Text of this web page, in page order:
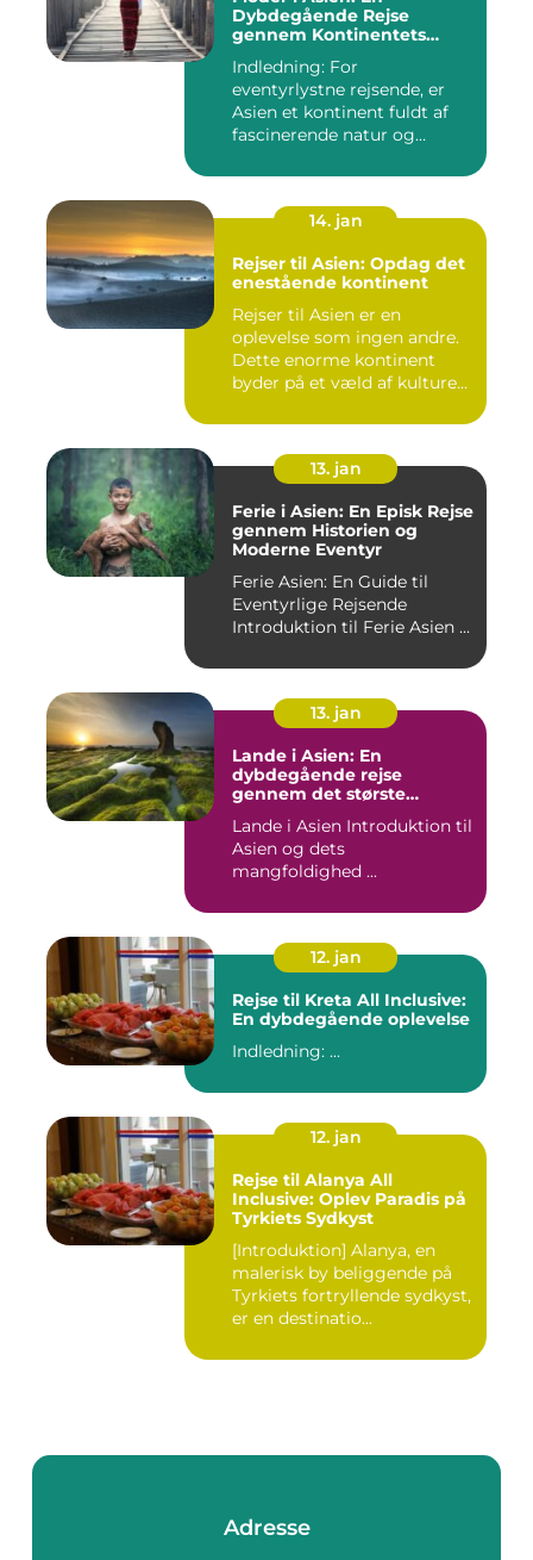
Dybdegående Rejse
gennem Kontinentets
Indledning: For
eventyrlystne rejsende, er
Asien et kontinent fuldt af
fascinerende natur og
14. jan
Rejser til Asien: Opdag det
enestående kontinent
Rejser til Asien er en
oplevelse som ingen andre.
Dette enorme kontinent
byder på et væld af kulture...
13. jan
Ferie i Asien: En Episk Rejse
gennem Historien og
Moderne Eventyr
Ferie Asien: En Guide til
Eventyrlige Rejsende
Introduktion til Ferie Asien ...
13. jan
Lande i Asien: En
dybdegående rejse
gennem det største
Lande i Asien Introduktion til
Asien og dets
mangfoldighed ...
12. jan
Rejse til Kreta All Inclusive:
En dybdegående oplevelse
Indledning: ...
12. jan
Rejse til Alanya All
Inclusive: Oplev Paradis på
Tyrkiets Sydkyst
[Introduktion] Alanya, en
malerisk by beliggende på
Tyrkiets fortryllende sydkyst,
er en destinatio...
Adresse